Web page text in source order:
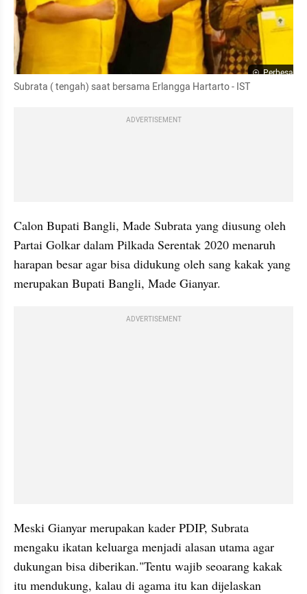
Perbesar
Subrata ( tengah) saat bersama Erlangga Hartarto - IST
ADVERTISEMENT
Calon Bupati Bangli, Made Subrata yang diusung oleh
Partai Golkar dalam Pilkada Serentak 2020 menaruh
harapan besar agar bisa didukung oleh sang kakak yang
merupakan Bupati Bangli, Made Gianyar.
ADVERTISEMENT
Meski Gianyar merupakan kader PDIP, Subrata
mengaku ikatan keluarga menjadi alasan utama agar
dukungan bisa diberikan."Tentu wajib seoarang kakak
itu mendukung, kalau di agama itu kan dijelaskan